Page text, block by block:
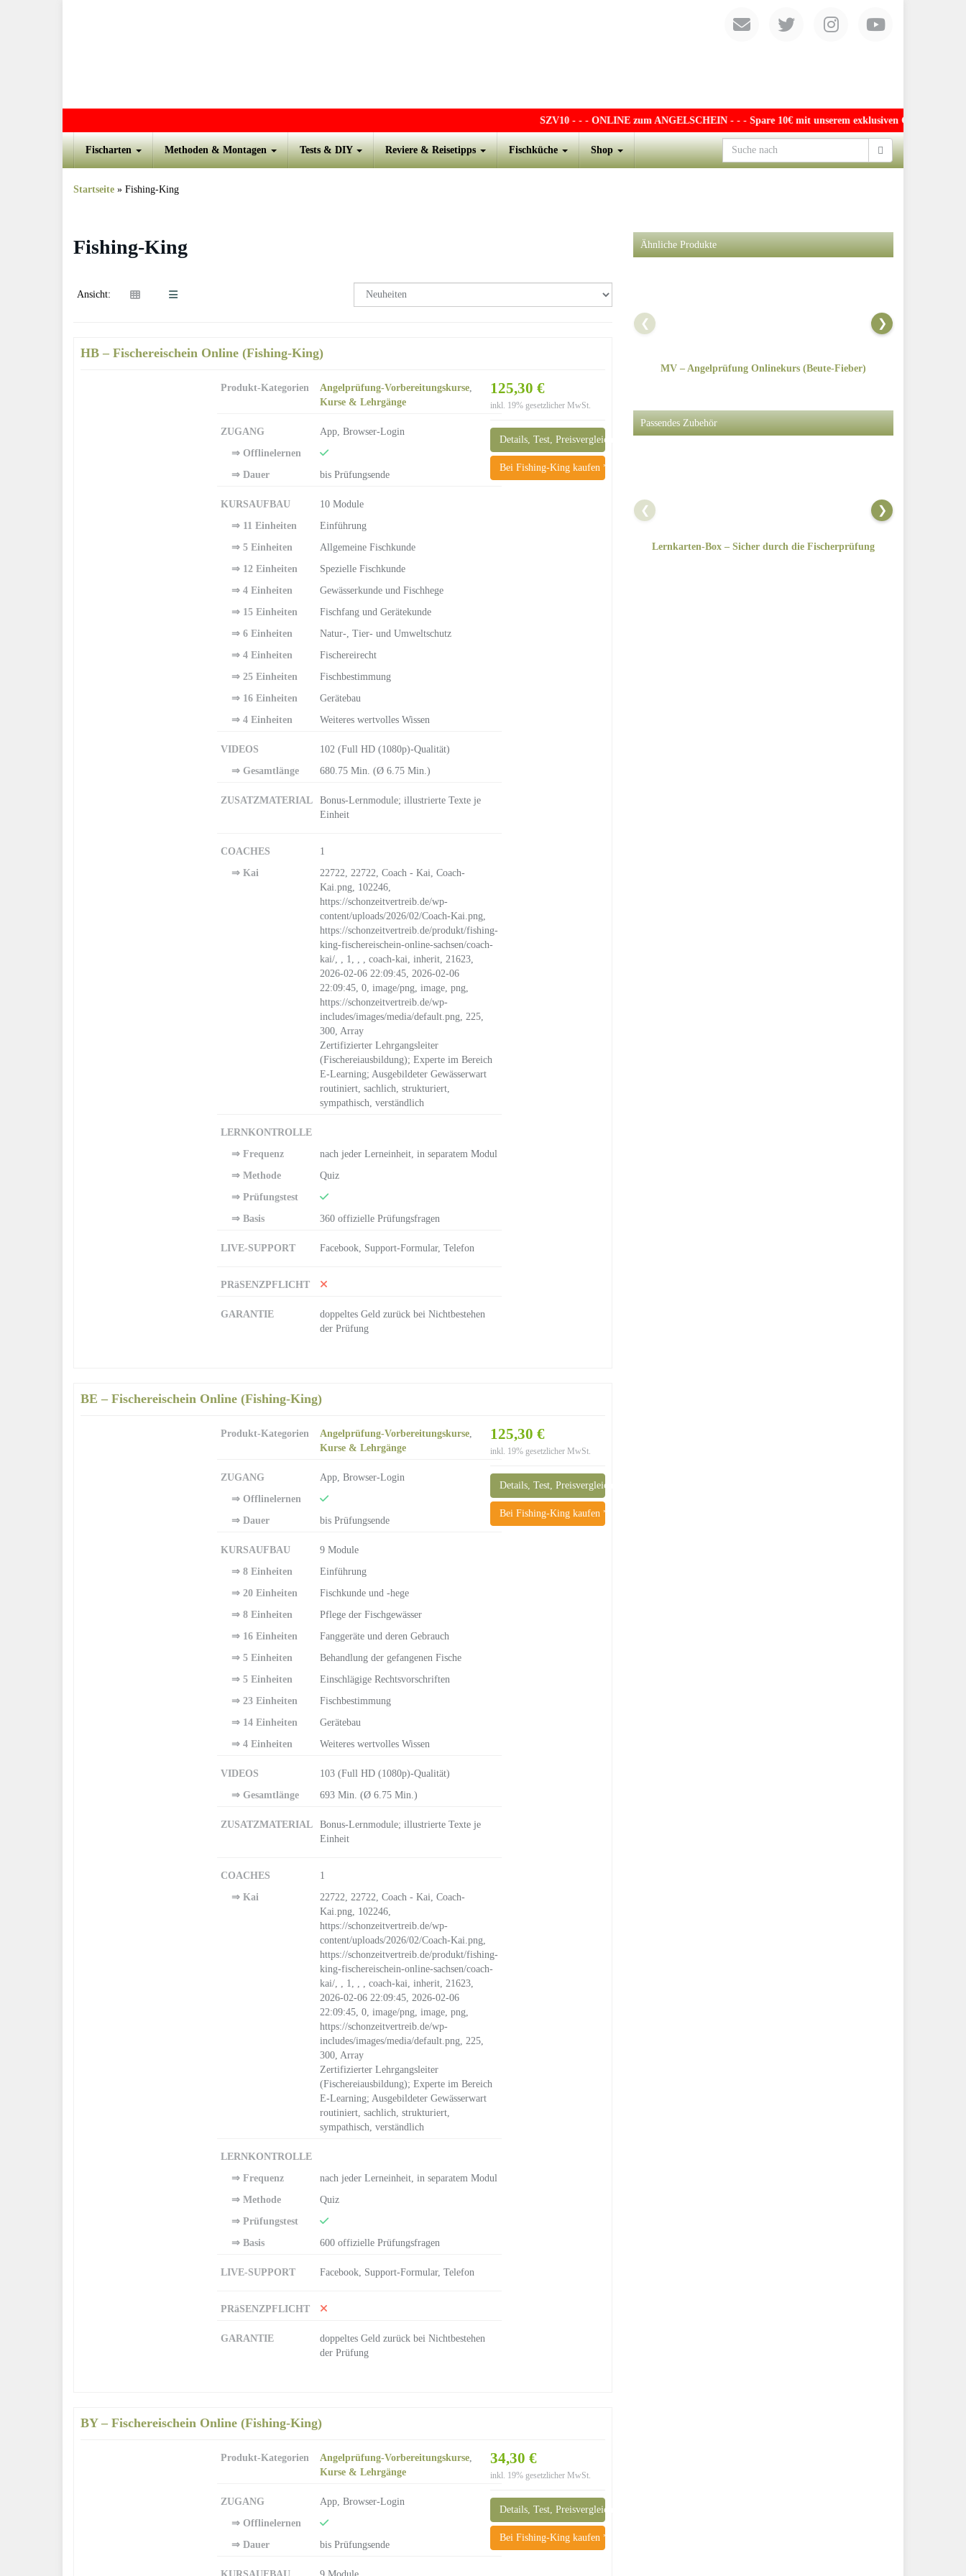
- - - ONLINE zum ANGELSCHEIN - - - Spare 10€ mit unserem exklusiven Gutschein für die
Fischarten Methoden & Montagen Tests & DIY Reviere & Reisetipps Fischküche Shop
Startseite » Fishing-King
Fishing-King
Ansicht:
HB – Fischereischein Online (Fishing-King)
125,30 €
inkl. 19% gesetzlicher MwSt.
Details, Test, Preisvergleich
Bei Fishing-King kaufen *
Produkt-Kategorien Angelprüfung-Vorbereitungskurse
Kurse & Lehrgänge
ZUGANG
App, Browser-Login
⇒ Offlinelernen
⇒ Dauer
bis Prüfungsende
KURSAUFBAU
10 Module
⇒ 11 Einheiten
Einführung
⇒ 5 Einheiten
Allgemeine Fischkunde
⇒ 12 Einheiten
Spezielle Fischkunde
⇒ 4 Einheiten
Gewässerkunde und Fischhege
⇒ 15 Einheiten
Fischfang und Gerätekunde
⇒ 6 Einheiten
Natur-, Tier- und Umweltschutz
⇒ 4 Einheiten
Fischereirecht
⇒ 25 Einheiten
Fischbestimmung
⇒ 16 Einheiten
Gerätebau
⇒ 4 Einheiten
Weiteres wertvolles Wissen
VIDEOS
102 (Full HD (1080p)-Qualität)
⇒ Gesamtlänge
680.75 Min. (Ø 6.75 Min.)
ZUSATZMATERIAL
Bonus-Lernmodule; illustrierte Texte je
Einheit
COACHES
1
⇒ Kai
22722, 22722, Coach - Kai, Coach-
Kai.png, 102246,
https://schonzeitvertreib.de/wp-
content/uploads/2026/02/Coach-Kai.png,
https://schonzeitvertreib.de/produkt/fishing-
king-fischereischein-online-sachsen/coach-
kai/, , 1, , , coach-kai, inherit, 21623,
2026-02-06 22:09:45, 2026-02-06
22:09:45, 0, image/png, image, png,
https://schonzeitvertreib.de/wp-
includes/images/media/default.png, 225,
300, Array
Zertifizierter Lehrgangsleiter
(Fischereiausbildung); Experte im Bereich
E-Learning; Ausgebildeter Gewässerwart
routiniert, sachlich, strukturiert,
sympathisch, verständlich
LERNKONTROLLE
⇒ Frequenz
nach jeder Lerneinheit, in separatem Modul
⇒ Methode
Quiz
⇒ Prüfungstest
⇒ Basis
360 offizielle Prüfungsfragen
LIVE-SUPPORT Facebook, Support-Formular, Telefon
PRäSENZPFLICHT
GARANTIE
doppeltes Geld zurück bei Nichtbestehen
der Prüfung
BE – Fischereischein Online (Fishing-King)
125,30 €
inkl. 19% gesetzlicher MwSt.
Details, Test, Preisvergleich
Bei Fishing-King kaufen *
Produkt-Kategorien Angelprüfung-Vorbereitungskurse
Kurse & Lehrgänge
ZUGANG
App, Browser-Login
⇒ Offlinelernen
⇒ Dauer
bis Prüfungsende
KURSAUFBAU
9 Module
⇒ 8 Einheiten
Einführung
⇒ 20 Einheiten
Fischkunde und -hege
⇒ 8 Einheiten
Pflege der Fischgewässer
⇒ 16 Einheiten
Fanggeräte und deren Gebrauch
⇒ 5 Einheiten
Behandlung der gefangenen Fische
⇒ 5 Einheiten
Einschlägige Rechtsvorschriften
⇒ 23 Einheiten
Fischbestimmung
⇒ 14 Einheiten
Gerätebau
⇒ 4 Einheiten
Weiteres wertvolles Wissen
VIDEOS
103 (Full HD (1080p)-Qualität)
⇒ Gesamtlänge
693 Min. (Ø 6.75 Min.)
ZUSATZMATERIAL
Bonus-Lernmodule; illustrierte Texte je
Einheit
COACHES
1
⇒ Kai
22722, 22722, Coach - Kai, Coach-
Kai.png, 102246,
https://schonzeitvertreib.de/wp-
content/uploads/2026/02/Coach-Kai.png,
https://schonzeitvertreib.de/produkt/fishing-
king-fischereischein-online-sachsen/coach-
kai/, , 1, , , coach-kai, inherit, 21623,
2026-02-06 22:09:45, 2026-02-06
22:09:45, 0, image/png, image, png,
https://schonzeitvertreib.de/wp-
includes/images/media/default.png, 225,
300, Array
Zertifizierter Lehrgangsleiter
(Fischereiausbildung); Experte im Bereich
E-Learning; Ausgebildeter Gewässerwart
routiniert, sachlich, strukturiert,
sympathisch, verständlich
LERNKONTROLLE
⇒ Frequenz
nach jeder Lerneinheit, in separatem Modul
⇒ Methode
Quiz
⇒ Prüfungstest
⇒ Basis
600 offizielle Prüfungsfragen
LIVE-SUPPORT Facebook, Support-Formular, Telefon
PRäSENZPFLICHT
GARANTIE
doppeltes Geld zurück bei Nichtbestehen
der Prüfung
BY – Fischereischein Online (Fishing-King)
34,30 €
inkl. 19% gesetzlicher MwSt.
Details, Test, Preisvergleich
Bei Fishing-King kaufen *
Produkt-Kategorien Angelprüfung-Vorbereitungskurse
Kurse & Lehrgänge
ZUGANG
App, Browser-Login
⇒ Offlinelernen
⇒ Dauer
bis Prüfungsende
Ähnliche Produkte
❮ ❯
MV – Angelprüfung Onlinekurs (Beute-Fieber)
Passendes Zubehör
❮ ❯
Lernkarten-Box – Sicher durch die Fischerprüfung